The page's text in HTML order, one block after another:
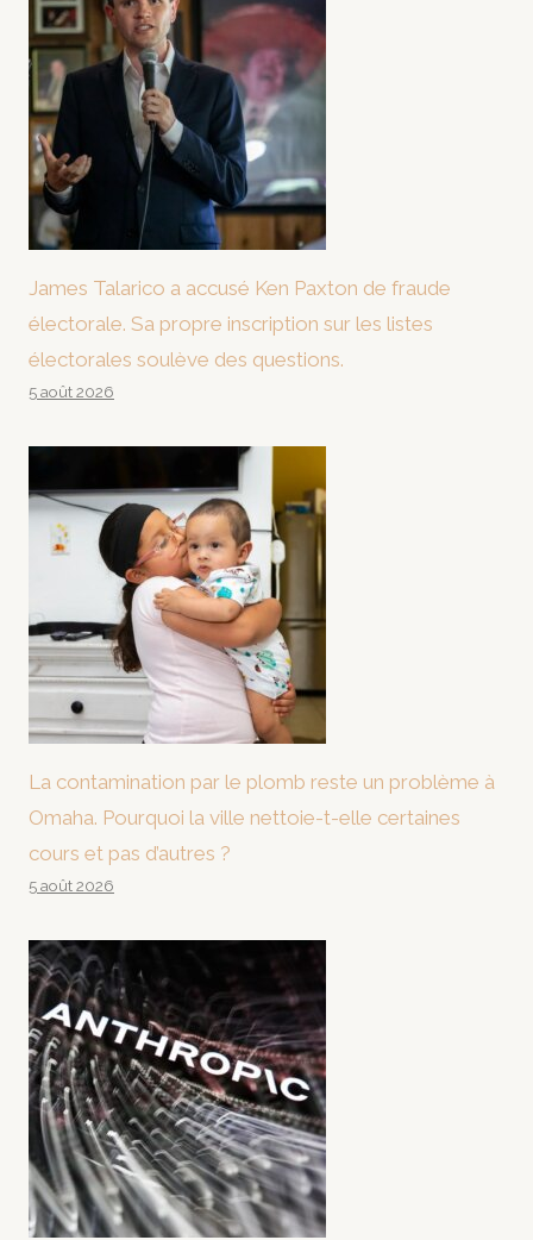
James Talarico a accusé Ken Paxton de fraude
électorale. Sa propre inscription sur les listes
électorales soulève des questions.
5 août 2026
La contamination par le plomb reste un problème à
Omaha. Pourquoi la ville nettoie-t-elle certaines
cours et pas d’autres ?
5 août 2026